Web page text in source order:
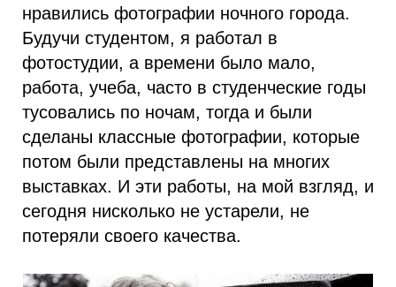
нравились фотографии ночного города.
Будучи студентом, я работал в
фотостудии, а времени было мало,
работа, учеба, часто в студенческие годы
тусовались по ночам, тогда и были
сделаны классные фотографии, которые
потом были представлены на многих
выставках. И эти работы, на мой взгляд, и
сегодня нисколько не устарели, не
потеряли своего качества.